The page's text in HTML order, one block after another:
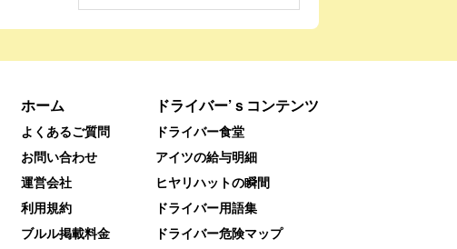
ホーム
よくあるご質問
お問い合わせ
運営会社
利用規約
ブルル掲載料金
ドライバー’ｓコンテンツ
ドライバー食堂
アイツの給与明細
ヒヤリハットの瞬間
ドライバー用語集
ドライバー危険マップ